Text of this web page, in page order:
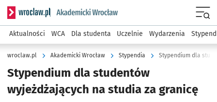
Serwis informacyjny wroclaw.pl podserwis: Akademicki
Aktualności WCA Dla studenta Uczelnie Wydarzenia
wroclaw.pl Akademicki Wrocław Stypendia Stypendium dla
Stypendium dla studentów
wyjeżdżających na studia za granicę